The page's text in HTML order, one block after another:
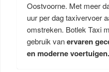
Oostvoorne. Met meer
uur per dag taxivervoer
omstreken. Botlek Taxi
gebruik vanervaren
en moderne voertuigen.